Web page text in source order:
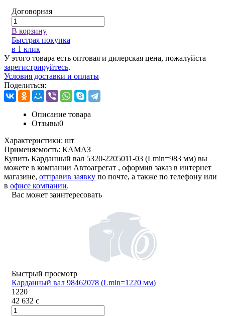
Договорная
В корзину
Быстрая покупка
в 1 клик
У этого товара есть оптовая и дилерская цена, пожалуйста
зарегистрируйтесь.
Условия доставки и оплаты
Поделиться:
Описание товара
Отзывы0
Характеристики: шт
Применяемость: КАМАЗ
Купить Карданный вал 5320-2205011-03 (Lmin=983 мм) вы
можете в компании Автоагрегат , оформив заказ в интернет
магазине, отправив заявку по почте, а также по телефону или
в офисе компании.
Вас может заинтересовать
Быстрый просмотр
Карданный вал 98462078 (Lmin=1220 мм)
1220
42 632 c